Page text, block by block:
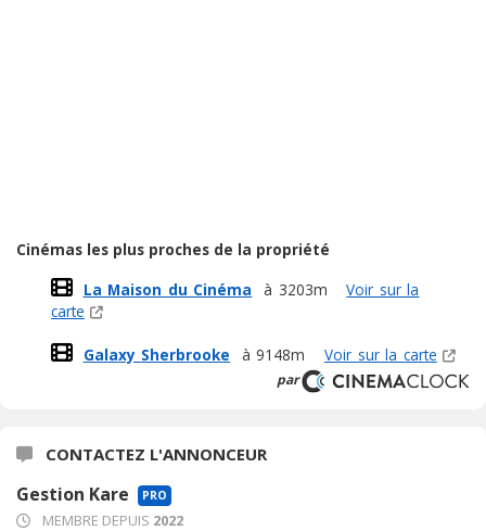
Cinémas les plus proches de la propriété
La Maison du Cinéma
à 3203m
Voir sur la
carte
Galaxy Sherbrooke à 9148m Voir sur la carte
par
CONTACTEZ L'ANNONCEUR
Gestion Kare PRO
MEMBRE DEPUIS 2022